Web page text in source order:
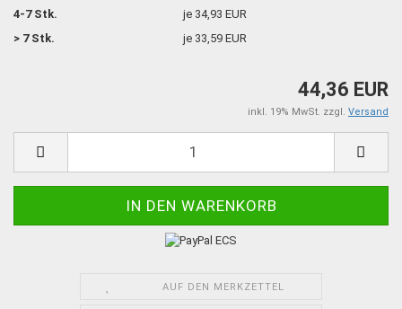
4-7 Stk.
je 34,93 EUR
> 7 Stk.
je 33,59 EUR
44,36 EUR
inkl. 19% MwSt. zzgl. Versand
AUF DEN MERKZETTEL